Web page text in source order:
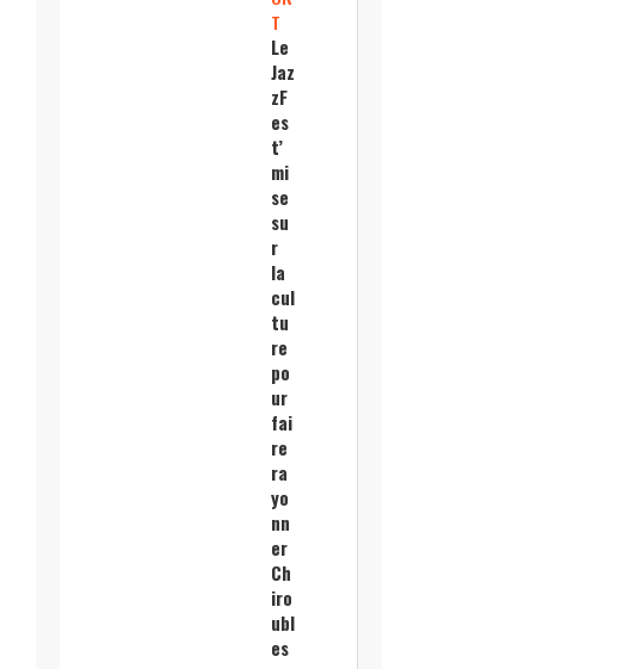
T
Le
Jaz
zF
es
t’
mi
se
su
r
la
cul
tu
re
po
ur
fai
re
ra
yo
nn
er
Ch
iro
ubl
es